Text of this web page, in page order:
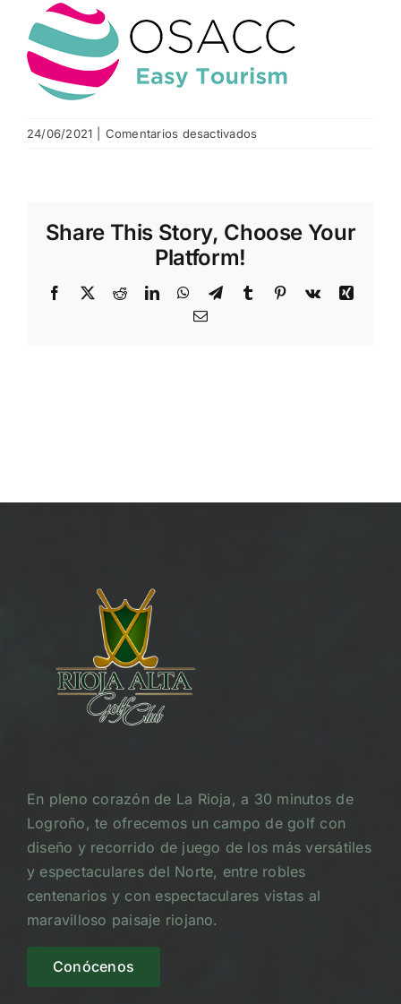
NOTICIAS
HAZTE SOCIO
24/06/2021 Comentarios desactivados
Share This Story, Choose Your
Platform!
Facebook
X RedditLinkedInWhatsApp
TelegramTumblr Pinterest
Vk
Xing
Email
En pleno corazón de La Rioja, a 30 minutos de
Logroño, te ofrecemos un campo de golf con
diseño y recorrido de juego de los más versátiles
y espectaculares del Norte, entre robles
centenarios y con espectaculares vistas al
maravilloso paisaje riojano.
Conócenos